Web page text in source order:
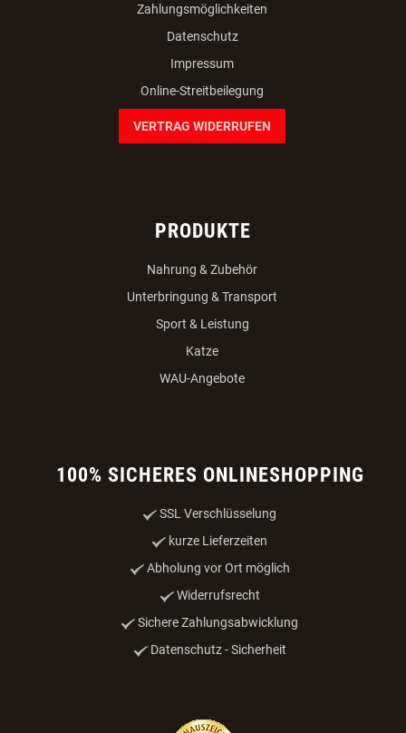
Zahlungsmöglichkeiten
Datenschutz
Impressum
Online-Streitbeilegung
VERTRAG WIDERRUFEN
PRODUKTE
Nahrung & Zubehör
Unterbringung & Transport
Sport & Leistung
Katze
WAU-Angebote
100% SICHERES ONLINESHOPPING
SSL Verschlüsselung
kurze Lieferzeiten
Abholung vor Ort möglich
Widerrufsrecht
Sichere Zahlungsabwicklung
Datenschutz - Sicherheit